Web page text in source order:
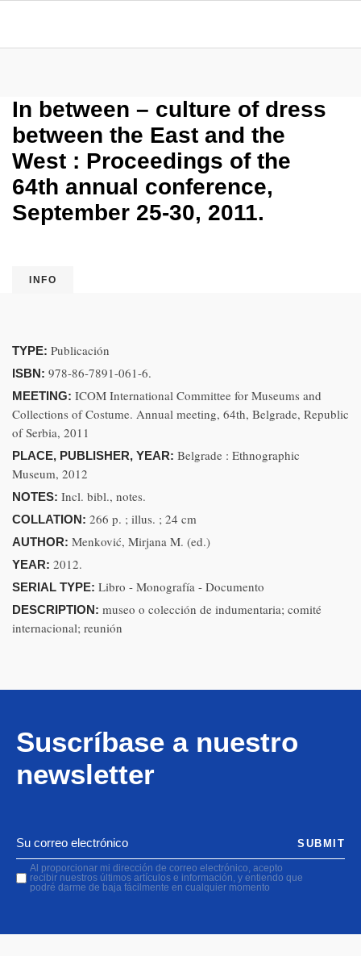
In between – culture of dress
between the East and the
West : Proceedings of the
64th annual conference,
September 25-30, 2011.
INFO
TYPE: Publicación
ISBN: 978-86-7891-061-6.
MEETING: ICOM International Committee for Museums and
Collections of Costume. Annual meeting, 64th, Belgrade, Republic
of Serbia, 2011
PLACE, PUBLISHER, YEAR: Belgrade : Ethnographic
Museum, 2012
NOTES: Incl. bibl., notes.
COLLATION: 266 p. ; illus. ; 24 cm
AUTHOR: Menković, Mirjana M. (ed.)
YEAR: 2012.
SERIAL TYPE: Libro - Monografía - Documento
DESCRIPTION: museo o colección de indumentaria; comité
internacional; reunión
Suscríbase a nuestro
newsletter
Al proporcionar mi dirección de correo electrónico, acepto
recibir nuestros últimos artículos e información, y entiendo que
podré darme de baja fácilmente en cualquier momento
SUBMIT